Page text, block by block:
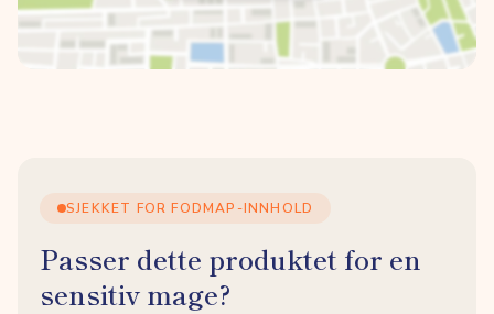
SJEKKET FOR FODMAP-INNHOLD
Passer dette produktet for en
sensitiv mage?